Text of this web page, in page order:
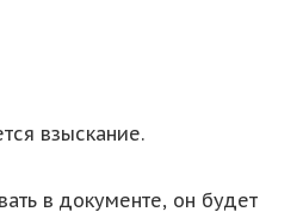
взыскание.
в документе, он будет